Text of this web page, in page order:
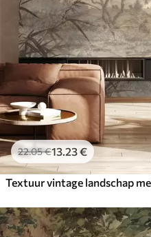
22.05€13 .23€